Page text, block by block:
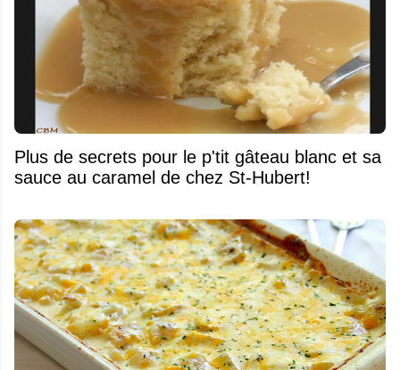
Plus de secrets pour le p'tit gâteau blanc et sa
sauce au caramel de chez St-Hubert!